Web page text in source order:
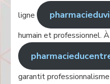
ligne
humain et professionnel.
garantit